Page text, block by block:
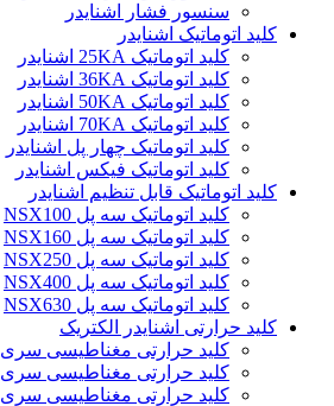
سنسور فشار اشنایدر
کلید اتوماتیک اشنایدر
کلید اتوماتیک 25KA اشنایدر
کلید اتوماتیک 36KA اشنایدر
کلید اتوماتیک 50KA اشنایدر
کلید اتوماتیک 70KA اشنایدر
کلید اتوماتیک چهار پل اشنایدر
کلید اتوماتیک فیکس اشنایدر
کلید اتوماتیک قابل تنظیم اشنایدر
کلید اتوماتیک سه پل NSX100
کلید اتوماتیک سه پل NSX160
کلید اتوماتیک سه پل NSX250
کلید اتوماتیک سه پل NSX400
کلید اتوماتیک سه پل NSX630
کلید حرارتی اشنایدر الکتریک
کليد حرارتی مغناطيسی سری GV2
کليد حرارتی مغناطيسی سری GV2P
کليد حرارتی مغناطيسی سری GV3